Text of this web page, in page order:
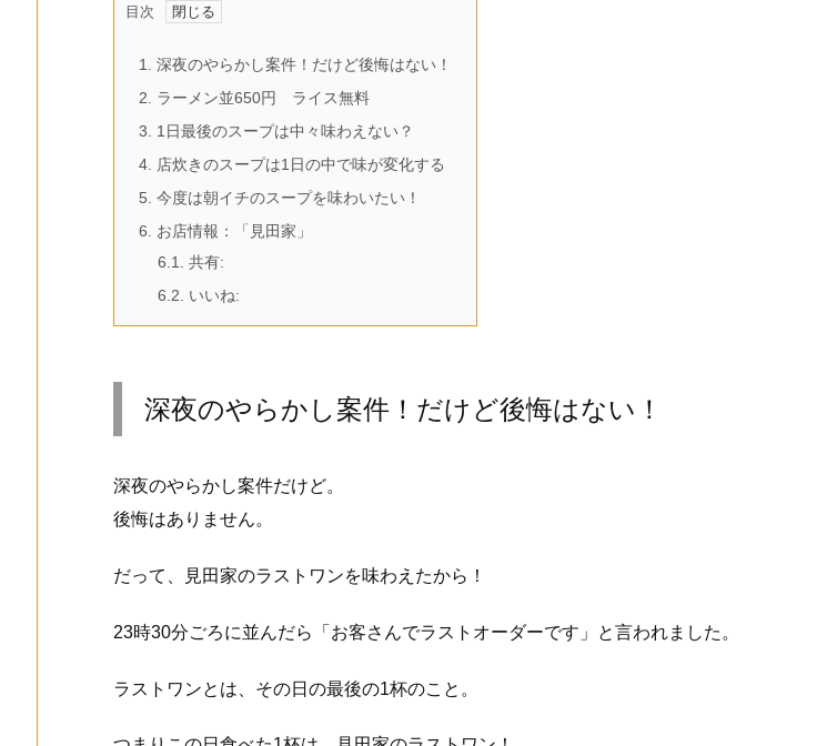
目次
1. 深夜のやらかし案件！だけど後悔はない！
2. ラーメン並650円 ライス無料
3. 1日最後のスープは中々味わえない？
4. 店炊きのスープは1日の中で味が変化する
5. 今度は朝イチのスープを味わいたい！
6. お店情報：「見田家」
6.1. 共有:
6.2. いいね:
深夜のやらかし案件！だけど後悔はない！
深夜のやらかし案件だけど。
後悔はありません。
だって、見田家のラストワンを味わえたから！
23時30分ごろに並んだら「お客さんでラストオーダーです」と言われました。
ラストワンとは、その日の最後の1杯のこと。